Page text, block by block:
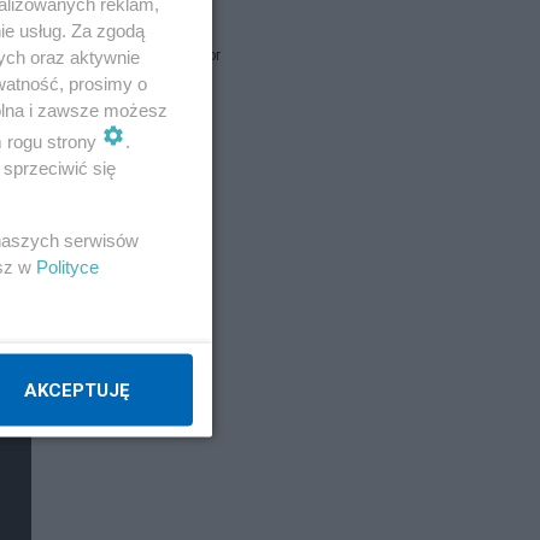
obserwathor
usług. Za zgodą
oraz aktywnie
prosimy o
i zawsze możesz
rogu strony
.
się
serwisów
w Polityce
AKCEPTUJĘ